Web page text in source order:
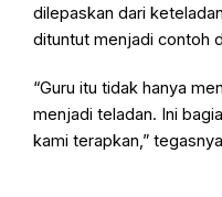
dilepaskan dari
dituntut menjadi contoh
“Guru itu tidak hanya
menjadi teladan. Ini
kami terapkan,”